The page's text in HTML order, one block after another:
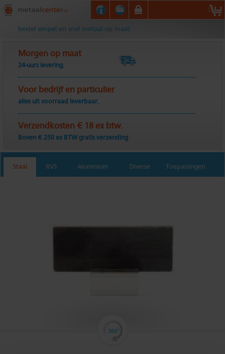
Metaalcenter.nl
bestel simpel en snel metaal op maat
Morgen op maat
24-uurs levering.
Voor bedrijf en particulier
alles uit voorraad leverbaar.
Verzendkosten € 18 ex btw.
Boven € 250 ex BTW gratis verzending
Staal RVS Aluminium Diverse Toepassingen